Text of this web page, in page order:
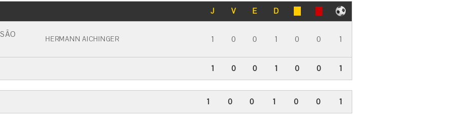
J V E D
HERMANN AICHINGER 1 0 0 1 0 0 1
1 0 0 1 0 0 1
1 0 0 1 0 0 1